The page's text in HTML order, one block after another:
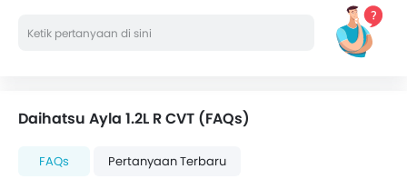
Daihatsu Ayla 1.2L R CVT (FAQs)
FAQs Pertanyaan Terbaru